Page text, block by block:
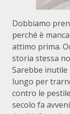
Dobbiamo
perché è
attimo prima.
storia stessa
Sarebbe
lungo per
contro le
secolo fa